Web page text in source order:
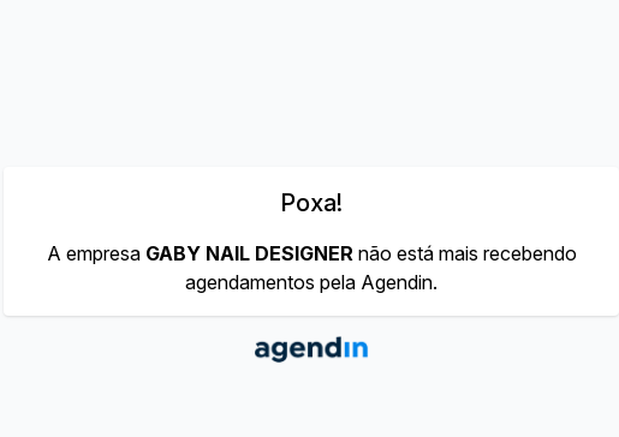
Poxa!
A empresa GABY NAIL DESIGNERnão está mais recebendo
agendamentos pela Agendin.